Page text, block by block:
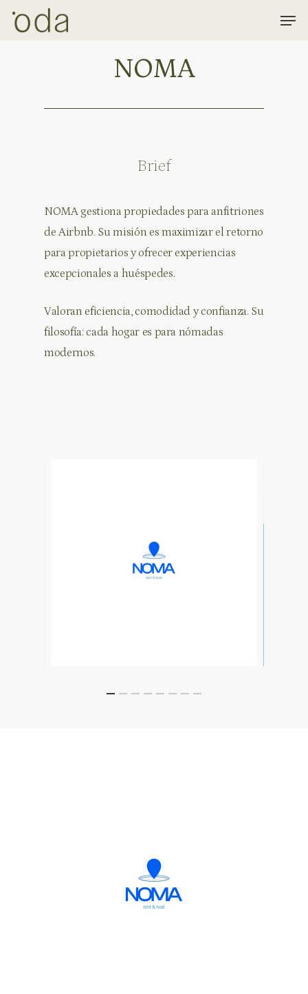
Skip
NOMA
Brief
NOMA gestiona propiedades para anfitriones
de Airbnb. Su misión es maximizar el retorno
para propietarios y ofrecer experiencias
excepcionales a huéspedes.
Valoran eficiencia, comodidad y confianza. Su
filosofía: cada hogar es para nómadas
modernos.